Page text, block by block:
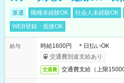
派遣 職種未経験OK 社会人未経験OK
WEB登録・面接OK
給与
時給1600円 ＊日払いOK
交通費別途支給あり
交通費 交通費支給（上限15000